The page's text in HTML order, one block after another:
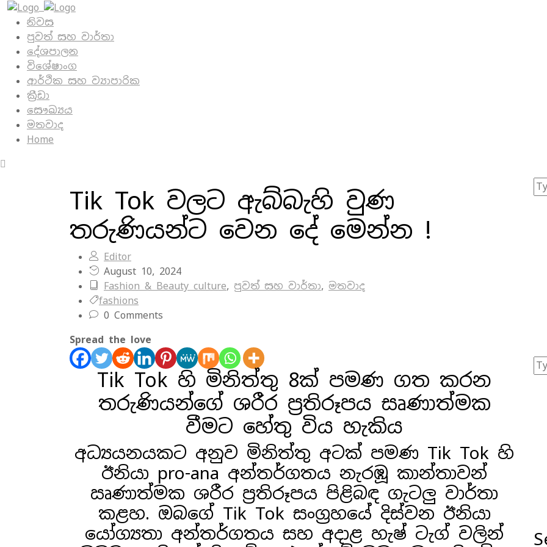
නිවස
පුවත් සහ වාර්තා
දේශපාලන
විශේෂාංග
ආර්ථික සහ ව්‍යාපාරික
ක්‍රීඩා
සෞඛ්‍යය
මතවාද
Home
Tik Tok වලට ඇබ්බැහි වුණ
තරුණියන්ට වෙන දේ මෙන්න !
Editor
August 10, 2024
Fashion & Beauty culture, පුවත් සහ වාර්තා, මතවාද
fashions
0 Comments
Spread the love
Tik Tok හි මිනිත්තු 8ක් පමණ ගත කරන
තරුණියන්ගේ ශරීර ප්‍රතිරූපය සෘණාත්මක
වීමට හේතු විය හැකිය
අධ්‍යයනයකට අනුව මිනිත්තු අටක් පමණ Tik Tok හි
ඊනියා pro-ana අන්තර්ගතය නැරඹූ කාන්තාවන්
ඍණාත්මක ශරීර ප්‍රතිරූපය පිළිබඳ ගැටලු වාර්තා
කළහ. ඔබගේ Tik Tok සංග්‍රහයේ දිස්වන ඊනියා
යෝග්‍යතා අන්තර්ගතය සහ අදාළ හැෂ් ටැග් වලින්